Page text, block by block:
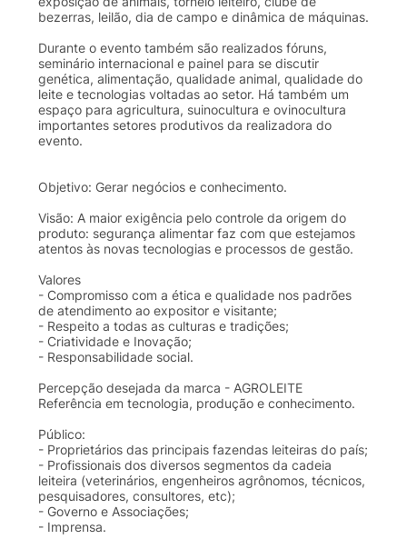
bezerras, leilão, dia de campo e dinâmica de máquinas.
Durante o evento também são realizados fóruns,
seminário internacional e painel para se discutir
genética, alimentação, qualidade animal, qualidade do
leite e tecnologias voltadas ao setor. Há também um
espaço para agricultura, suinocultura e ovinocultura
importantes setores produtivos da realizadora do
evento.
Objetivo: Gerar negócios e conhecimento.
Visão: A maior exigência pelo controle da origem do
produto: segurança alimentar faz com que estejamos
atentos às novas tecnologias e processos de gestão.
Valores
- Compromisso com a ética e qualidade nos padrões
de atendimento ao expositor e visitante;
- Respeito a todas as culturas e tradições;
- Criatividade e Inovação;
- Responsabilidade social.
Percepção desejada da marca - AGROLEITE
Referência em tecnologia, produção e conhecimento.
Público:
- Proprietários das principais fazendas leiteiras do país;
- Profissionais dos diversos segmentos da cadeia
leiteira (veterinários, engenheiros agrônomos, técnicos,
pesquisadores, consultores, etc);
- Governo e Associações;
- Imprensa.